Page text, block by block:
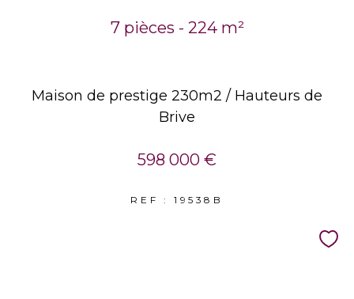
7 pièces - 224 m²
Maison de prestige 230m2 / Hauteurs de
Brive
598 000 €
REF : 19538B